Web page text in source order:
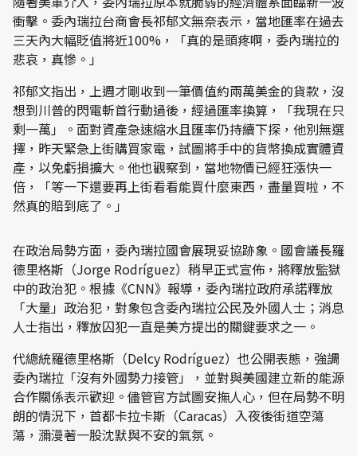
衝擊。委內瑞拉台商會長祁郁文無奈表示，當地匯率在過去
三天內大幅貶值將近100%，「真的是頭疼啊，委內瑞拉的
悲哀，真慘。」
祁郁文指出，上週才剛收到一筆價值約兩萬美金的貨款，沒
想到川普的閃電斬首行動過後，經過匯率換算，「我現在只
剩一萬」。面對資產急速縮水且匯率仍持續下探，他別無選
擇，昨天緊急上街購買家電，試圖將手中的貨幣換成實體資
產，以免虧損擴大。他也觀察到，當地物價已經狂漲快一
倍，「等一下還要再上街看看能買什麼東西，盡量買啦，不
然真的賠到底了。」
在政治局勢方面，委內瑞拉國會展現妥協跡象。國會議長羅
德里格斯（Jorge Rodríguez）稍早正式宣佈，將釋放監獄
中的政治犯。根據《CNN》報導，委內瑞拉政府承諾釋放
「大量」政治犯，對象包含委內瑞拉公民及外國人士；消息
人士指出，釋放囚犯一直是美方提出的關鍵要求之一。
代總統羅德里格斯（Delcy Rodríguez）也公開表態，強調
委內瑞拉「沒有外國勢力接管」，並對與美國建立新的能源
合作關係表示歡迎。儘管官方試圖安撫人心，但在局勢不明
朗的情況下，首都卡拉卡斯（Caracas）入夜後街道空蕩
蕩，瀰漫著一股沈默與不安的氣氛。